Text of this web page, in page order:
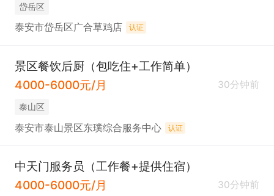
岱岳区
泰安市岱岳区广合草鸡店 认证
景区餐饮后厨（包吃住+工作简单）
4000-6000元/月
30分钟前
泰山区
泰安市泰山景区东璞综合服务中心 认证
中天门服务员（工作餐+提供住宿）
4000-6000元/月
30分钟前